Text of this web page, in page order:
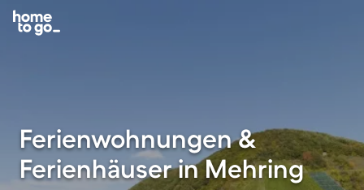
Ferienwohnungen &
Ferienhäuser in Mehring